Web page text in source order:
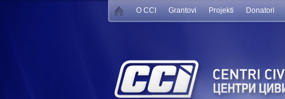
O CCI Grantovi Projekti Donatori